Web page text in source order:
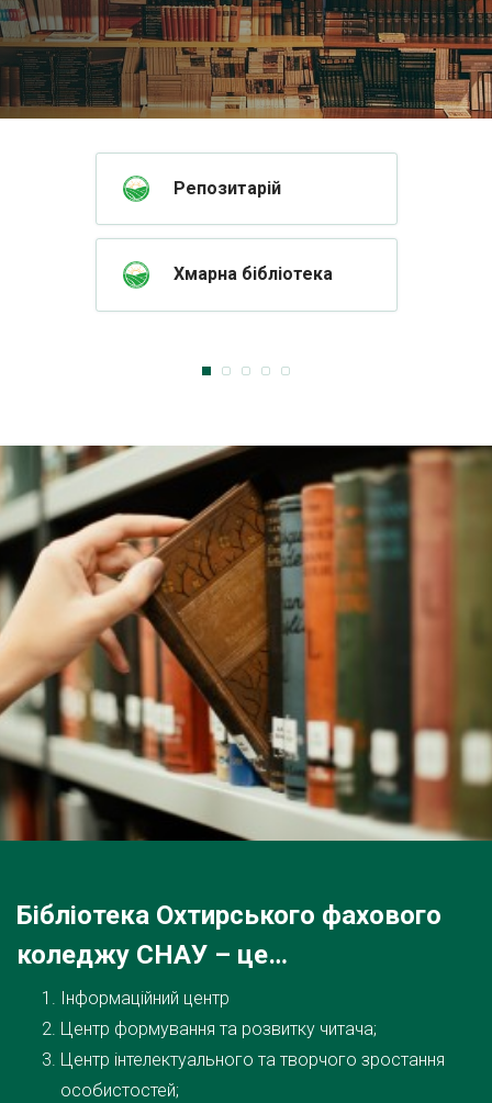
Репозитарій
Хмарна бібліотека
Бібліотека Охтирського фахового
коледжу СНАУ – це…
Інформаційний центр
Центр формування та розвитку читача;
Центр інтелектуального та творчого зростання
особистостей;